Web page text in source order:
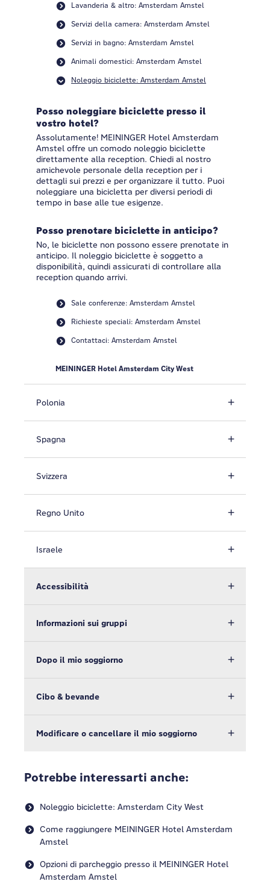
Lavanderia & altro: Amsterdam Amstel
Servizi della camera: Amsterdam Amstel
Servizi in bagno: Amsterdam Amstel
Animali domestici: Amsterdam Amstel
Noleggio biciclette: Amsterdam Amstel
Posso noleggiare biciclette presso il
vostro hotel?
Assolutamente! MEININGER Hotel Amsterdam
Amstel offre un comodo noleggio biciclette
direttamente alla reception. Chiedi al nostro
amichevole personale della reception per i
dettagli sui prezzi e per organizzare il tutto. Puoi
noleggiare una bicicletta per diversi periodi di
tempo in base alle tue esigenze.
Posso prenotare biciclette in anticipo?
No, le biciclette non possono essere prenotate in
anticipo. Il noleggio biciclette è soggetto a
disponibilità, quindi assicurati di controllare alla
reception quando arrivi.
Sale conferenze: Amsterdam Amstel
Richieste speciali: Amsterdam Amstel
Contattaci: Amsterdam Amstel
MEININGER Hotel Amsterdam City West
Polonia
Spagna
Svizzera
Regno Unito
Israele
Accessibilità
Informazioni sui gruppi
Dopo il mio soggiorno
Cibo & bevande
Modificare o cancellare il mio soggiorno
Potrebbe interessarti anche:
Noleggio biciclette: Amsterdam City West
Come raggiungere MEININGER Hotel Amsterdam
Amstel
Opzioni di parcheggio presso il MEININGER Hotel
Amsterdam Amstel